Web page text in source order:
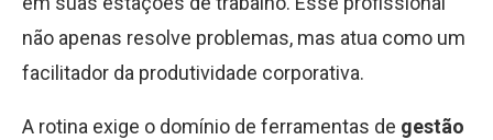
não apenas resolve problemas, mas atua como um
facilitador da produtividade corporativa.
A rotina exige o domínio de ferramentas de gestão